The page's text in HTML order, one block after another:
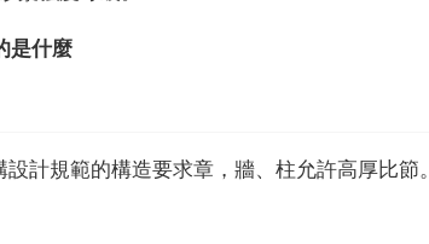
是什麼
計規範的構造要求章，牆、柱允許高厚比節。